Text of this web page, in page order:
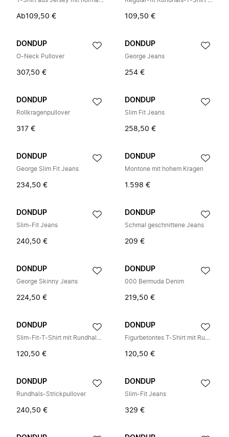
Ab109,50 € 109,50 €
DONDUP
O-Neck Pullover
307,50 €
DONDUP
George Jeans
254 €
DONDUP
Rollkragenpullover
317 €
DONDUP
Slim Fit Jeans
258,50 €
DONDUP
George Slim Fit Jeans
234,50 €
DONDUP
Montone mit hohem Kragen
1.598 €
DONDUP
Slim-Fit Jeans
240,50 €
DONDUP
Schmal geschnittene Jeans
209 €
DONDUP
George Skinny Jeans
224,50 €
DONDUP
000 Bermuda Denim
219,50 €
DONDUP
Slim-Fit-T-Shirt mit Rundhalsausschnitt
120,50 €
DONDUP
Figurbetontes T-Shirt mit Rundhalsausschnitt
120,50 €
DONDUP
Rundhals-Strickpullover
240,50 €
DONDUP
Slim-Fit Jeans
329 €